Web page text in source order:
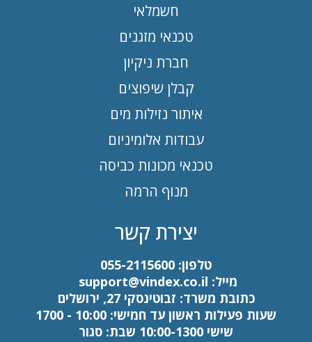
חשמלאי
טכנאי מזגנים
חברת ניקיון
קבלן שיפוצים
איתור נזילות מים
עבודות אלומיניום
טכנאי מכונות כביסה
מנוף הרמה
יצירת קשר
טלפון: 055-2115600
מייל: support@vindex.co.il
כתובת משרד: זבוטינסקי 27, ירושלים
שעות פעילות ראשון עד חמישי: 10:00 - 1700
שישי 10:00-1300 שבת: סגור